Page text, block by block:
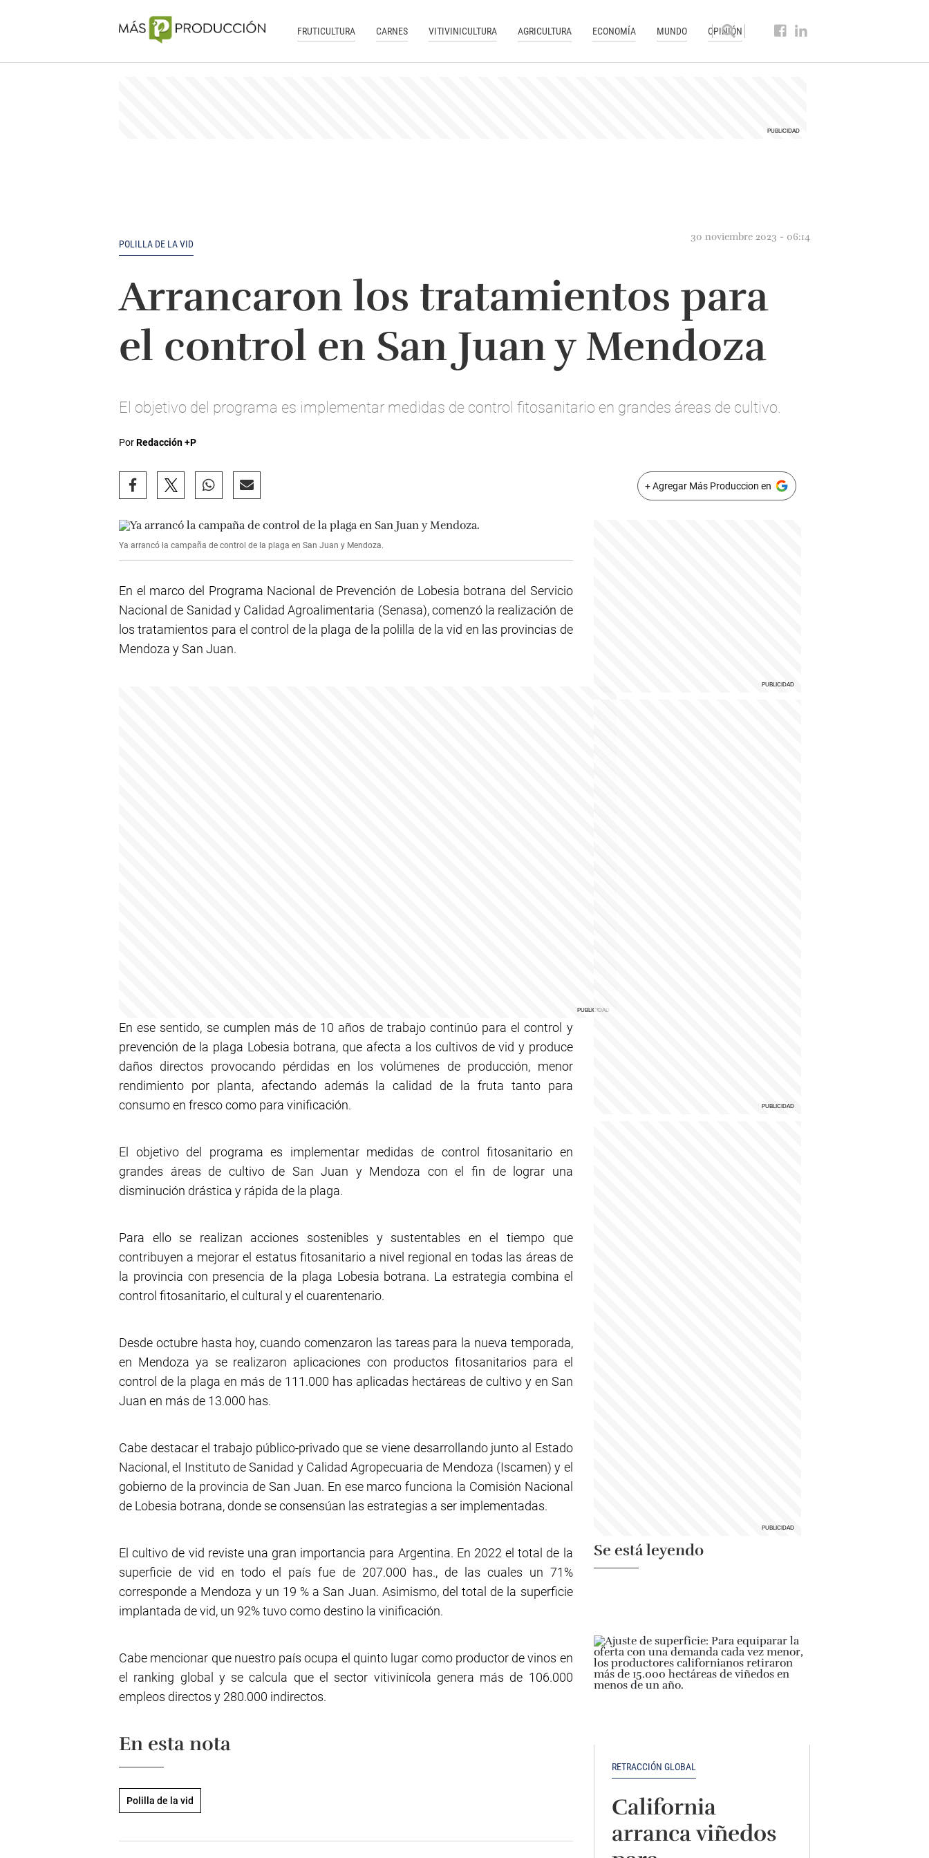
FRUTICULTURA CARNES VITIVINICULTURA AGRICULTURA ECONOMÍA MUNDO OPINIÓN
POLILLA DE LA VID
30 noviembre 2023 - 06:14
Arrancaron los tratamientos para
el control en San Juan y Mendoza
El objetivo del programa es implementar medidas de control fitosanitario en grandes áreas de cultivo.
PorRedacción +P
+ Agregar Más Produccion en
Ya arrancó la campaña de control de la plaga en San Juan y Mendoza.
En el marco del Programa Nacional de Prevención de Lobesia botrana del Servicio
Nacional de Sanidad y Calidad Agroalimentaria (Senasa), comenzó la realización de
los tratamientos para el control de la plaga de la polilla de la vid en las provincias de
Mendoza y San Juan.
En ese sentido, se cumplen más de 10 años de trabajo continúo para el control y
prevención de la plaga Lobesia botrana, que afecta a los cultivos de vid y produce
daños directos provocando pérdidas en los volúmenes de producción, menor
rendimiento por planta, afectando además la calidad de la fruta tanto para
consumo en fresco como para vinificación.
El objetivo del programa es implementar medidas de control fitosanitario en
grandes áreas de cultivo de San Juan y Mendoza con el fin de lograr una
disminución drástica y rápida de la plaga.
Para ello se realizan acciones sostenibles y sustentables en el tiempo que
contribuyen a mejorar el estatus fitosanitario a nivel regional en todas las áreas de
la provincia con presencia de la plaga Lobesia botrana. La estrategia combina el
control fitosanitario, el cultural y el cuarentenario.
Desde octubre hasta hoy, cuando comenzaron las tareas para la nueva temporada,
en Mendoza ya se realizaron aplicaciones con productos fitosanitarios para el
control de la plaga en más de 111.000 has aplicadas hectáreas de cultivo y en San
Juan en más de 13.000 has.
Cabe destacar el trabajo público-privado que se viene desarrollando junto al Estado
Nacional, el Instituto de Sanidad y Calidad Agropecuaria de Mendoza (Iscamen) y el
gobierno de la provincia de San Juan. En ese marco funciona la Comisión Nacional
de Lobesia botrana, donde se consensúan las estrategias a ser implementadas.
El cultivo de vid reviste una gran importancia para Argentina. En 2022 el total de la
superficie de vid en todo el país fue de 207.000 has., de las cuales un 71%
corresponde a Mendoza y un 19 % a San Juan. Asimismo, del total de la superficie
implantada de vid, un 92% tuvo como destino la vinificación.
Cabe mencionar que nuestro país ocupa el quinto lugar como productor de vinos en
el ranking global y se calcula que el sector vitivinícola genera más de 106.000
empleos directos y 280.000 indirectos.
En esta nota
Polilla de la vid
Se está leyendo
RETRACCIÓN GLOBAL
California
arranca viñedos